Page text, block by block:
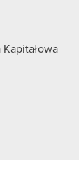
Kapitałowa